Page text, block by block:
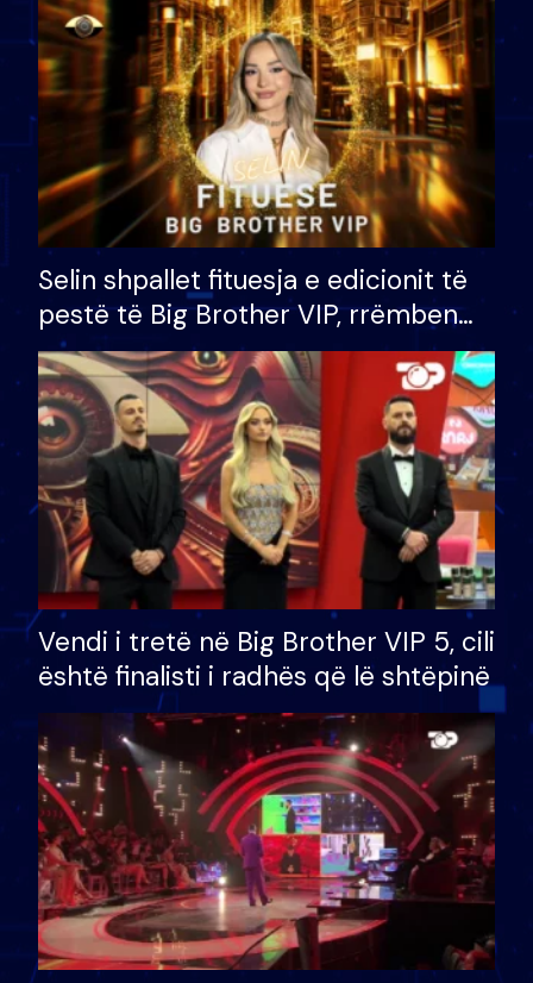
Selin shpallet fituesja e edicionit të
pestë të Big Brother VIP, rrëmben
çmimin e madh prej 100 mijë eurosh
Vendi i tretë në Big Brother VIP 5, cili
është finalisti i radhës që lë shtëpinë